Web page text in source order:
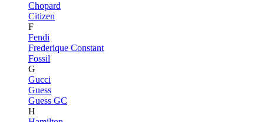
Chopard
Citizen
F
Fendi
Frederique Constant
Fossil
G
Gucci
Guess
Guess GC
H